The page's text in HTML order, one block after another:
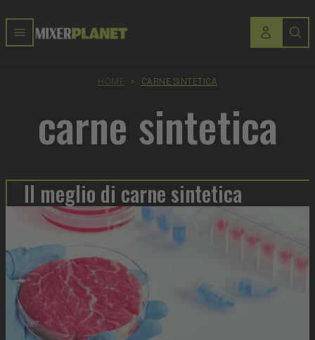
HOME > CARNE SINTETICA
carne sintetica
Il meglio di carne sintetica